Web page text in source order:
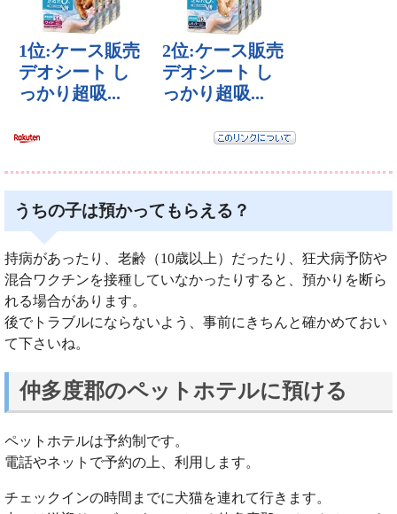
うちの子は預かってもらえる？
持病があったり、老齢（10歳以上）だったり、狂犬病予防や
混合ワクチンを接種していなかったりすると、預かりを断ら
れる場合があります。
後でトラブルにならないよう、事前にきちんと確かめておい
て下さいね。
仲多度郡のペットホテルに預ける
ペットホテルは予約制です。
電話やネットで予約の上、利用します。
チェックインの時間までに犬猫を連れて行きます。